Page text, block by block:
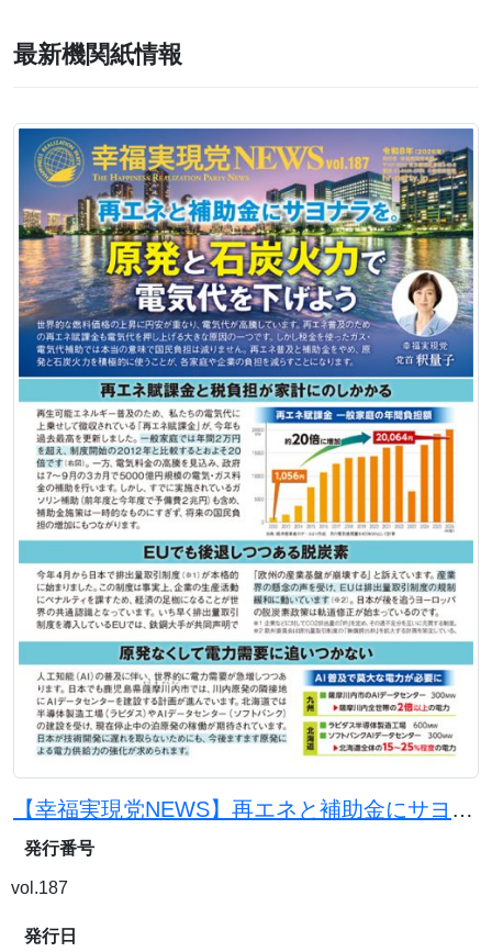
最新機関紙情報
【幸福実現党NEWS】再エネと補助金にサヨナラを。原発と石炭火力で電気代を下げよう
発行番号
vol.187
発行日